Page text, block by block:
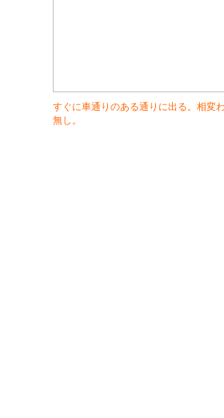
すぐに車通りのある通りに出る。相変
無し。